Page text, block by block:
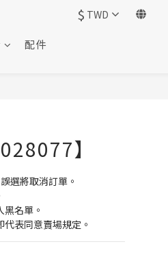
$ TWD
配件
】
選將取消訂單。
名單。
表同意賣場規定。